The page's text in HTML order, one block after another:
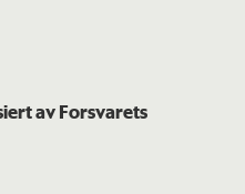
av Forsvarets